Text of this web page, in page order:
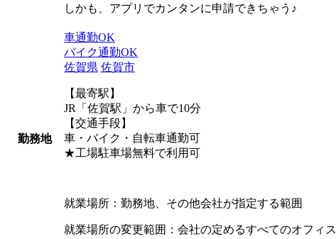
しかも、アプリでカンタンに申請できちゃう♪
勤務地
車通勤OK
バイク通勤OK
佐賀県 佐賀市
【最寄駅】
JR「佐賀駅」から車で10分
【交通手段】
車・バイク・自転車通勤可
★工場駐車場無料で利用可
就業場所：勤務地、その他会社が指定する範囲
就業場所の変更範囲：会社の定めるすべてのオフィス